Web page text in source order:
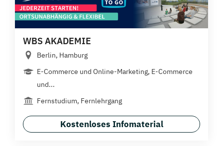
WBS AKADEMIE
Berlin, Hamburg
E-Commerce und Online-Marketing, E-Commerce
und...
Fernstudium, Fernlehrgang
Kostenloses Infomaterial